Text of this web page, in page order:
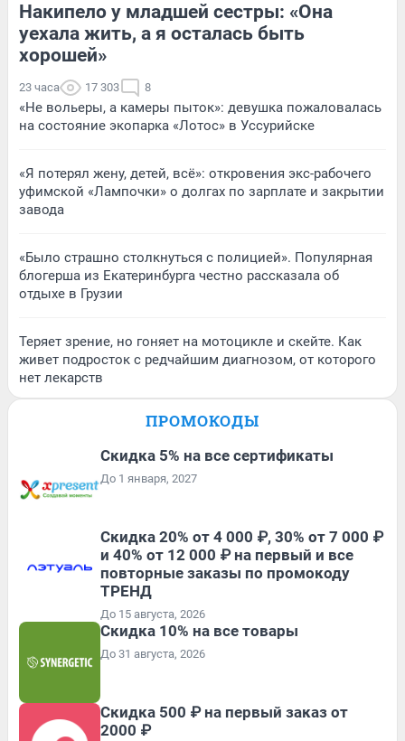
Накипело у младшей сестры: «Она
уехала жить, а я осталась быть
хорошей»
23 часа 17 303 8
«Не вольеры, а камеры пыток»: девушка пожаловалась
на состояние экопарка «Лотос» в Уссурийске
«Я потерял жену, детей, всё»: откровения экс-рабочего
уфимской «Лампочки» о долгах по зарплате и закрытии
завода
«Было страшно столкнуться с полицией». Популярная
блогерша из Екатеринбурга честно рассказала об
отдыхе в Грузии
Теряет зрение, но гоняет на мотоцикле и скейте. Как
живет подросток с редчайшим диагнозом, от которого
нет лекарств
ПРОМОКОДЫ
Скидка 5% на все сертификаты
До 1 января, 2027
Скидка 20% от 4 000 ₽, 30% от 7 000 ₽
и 40% от 12 000 ₽ на первый и все
повторные заказы по промокоду
ТРЕНД
До 15 августа, 2026
Скидка 10% на все товары
До 31 августа, 2026
Скидка 500 ₽ на первый заказ от
2000 ₽